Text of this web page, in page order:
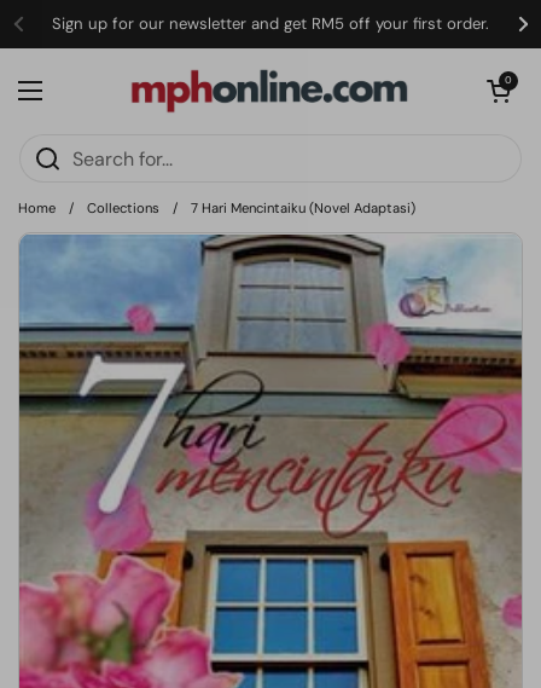
Sign up for our newsletter and get RM5 off your first order.
Open menu
Open cart
0
Home / Collections / 7 Hari Mencintaiku (Novel Adaptasi)